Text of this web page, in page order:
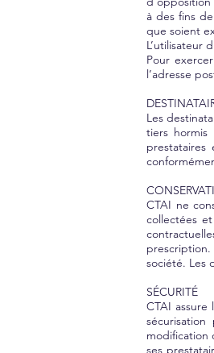
à des fins
que soient
L’utilisateur
Pour
l’adresse
Les
tiers
CTAI ne
collectées
société. Les
SÉCURITÉ
CTAI
modification
ses